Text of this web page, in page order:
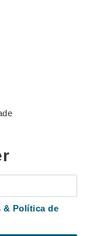
& Política de